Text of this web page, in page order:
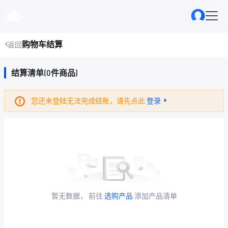
返回购物车结算
结算清单(0件商品)
您还未登陆无法完成结账，请先点此登录
暂无数据， 前往 选购产品 添加产品清单